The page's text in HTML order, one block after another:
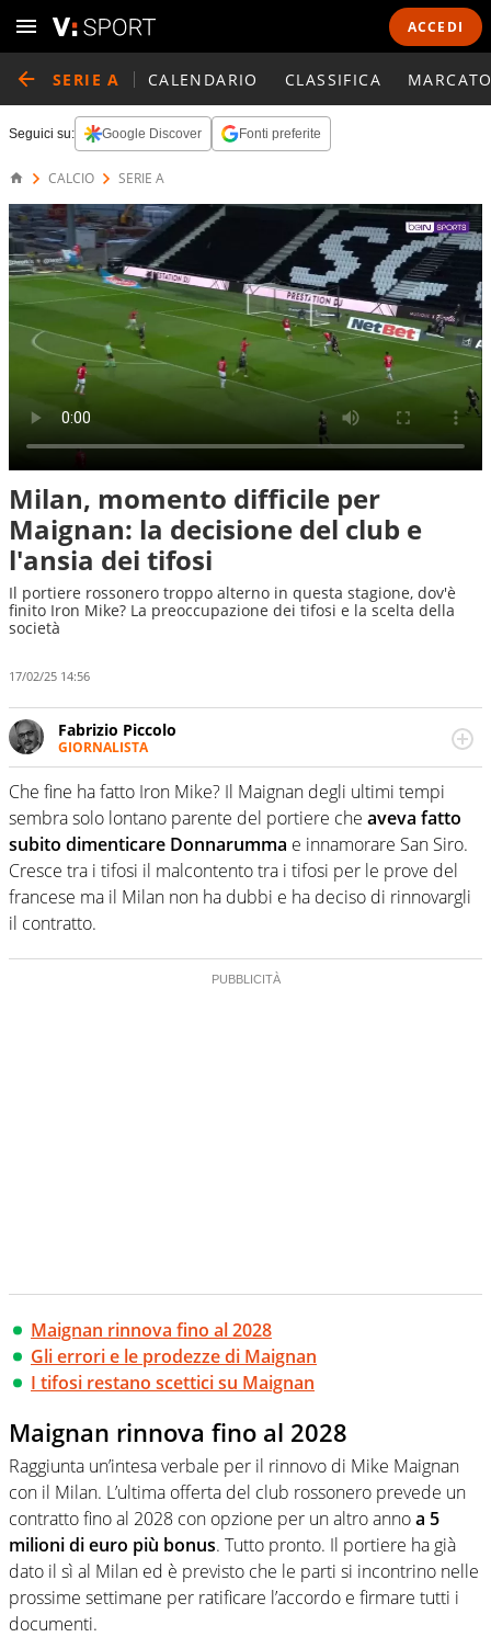
ACCEDI
SERIE A CALENDARIO CLASSIFICA
Seguici su: Google Discover Fonti preferite
CALCIO SERIE A
Milan, momento difficile per
Maignan: la decisione del club e
l'ansia dei tifosi
Il portiere rossonero troppo alterno in questa stagione, dov'è
finito Iron Mike? La preoccupazione dei tifosi e la scelta della
società
17/02/25 14:56
Fabrizio Piccolo
GIORNALISTA
Nella sua carriera ha seguito numerose manifestazioni
sportive e collaborato con agenzie e testate. Esperienza,
competenza, conoscenza e memoria storica. Si occupa
prevalentemente di calcio
Che fine ha fatto Iron Mike? Il Maignan degli ultimi tempi
sembra solo lontano parente del portiere che aveva fatto
subito dimenticare Donnarumma e innamorare San Siro.
Cresce tra i tifosi il malcontento tra i tifosi per le prove del
francese ma il Milan non ha dubbi e ha deciso di rinnovargli
il contratto.
Maignan rinnova fino al 2028
Gli errori e le prodezze di Maignan
I tifosi restano scettici su Maignan
Maignan rinnova fino al 2028
Raggiunta un’intesa verbale per il rinnovo di Mike Maignan
con il Milan. L’ultima offerta del club rossonero prevede un
contratto fino al 2028 con opzione per un altro annoa 5
milioni di euro più bonus. Tutto pronto. Il portiere ha già
dato il sì al Milan ed è previsto che le parti si incontrino nelle
prossime settimane per ratificare l’accordo e firmare tutti i
documenti.